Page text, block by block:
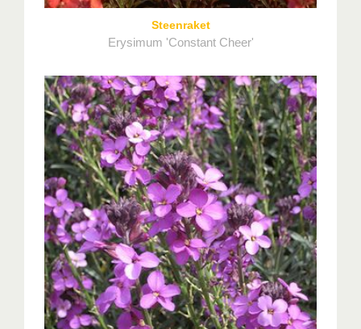
Steenraket
Erysimum 'Constant Cheer'